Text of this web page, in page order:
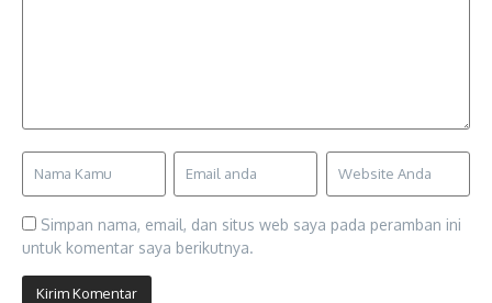
Simpan nama, email, dan situs web saya pada peramban ini
untuk komentar saya berikutnya.